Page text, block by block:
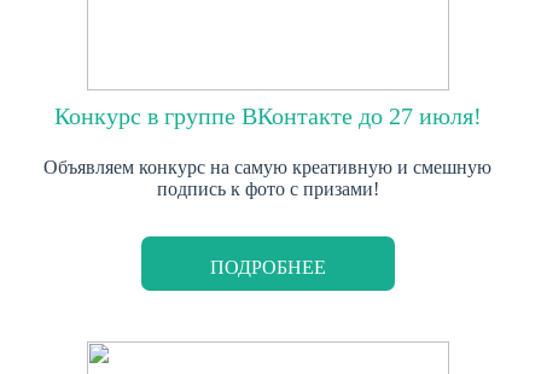
Конкурс в группе ВКонтакте до 27 июля!
Объявляем конкурс на самую креативную и смешную
подпись к фото с призами!
ПОДРОБНЕЕ